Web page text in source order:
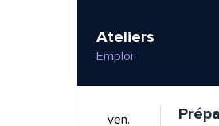
Ateliers
Emploi
ven.